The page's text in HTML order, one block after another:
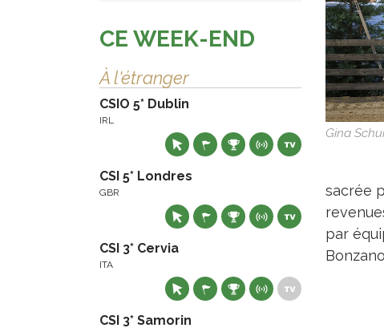
Gina
sacrée
par
CE WEEK-END
À l'étranger
CSIO 5* Dublin
IRL
CSI 5* Londres
GBR
CSI 3* Cervia
ITA
CSI 3* Samorin